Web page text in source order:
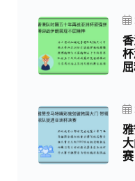
赛